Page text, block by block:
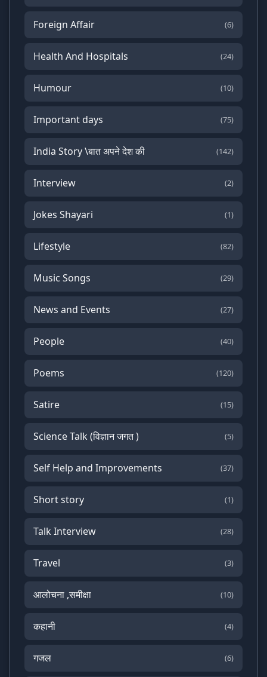
Foreign Affair (6)
Health And Hospitals (24)
Humour (10)
Important days (75)
India Story \बात अपने देश की (142)
Interview (2)
Jokes Shayari (1)
Lifestyle (82)
Music Songs (29)
News and Events (27)
People (40)
Poems (120)
Satire (15)
Science Talk (विज्ञान जगत ) (5)
Self Help and Improvements (37)
Short story (1)
Talk Interview (28)
Travel (3)
आलोचना ,समीक्षा (10)
कहानी (4)
गजल (6)